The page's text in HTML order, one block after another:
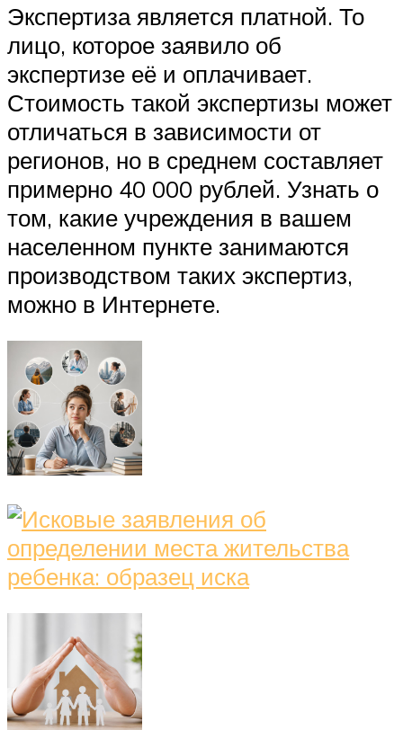
Экспертиза является платной. То
лицо, которое заявило об
экспертизе её и оплачивает.
Стоимость такой экспертизы может
отличаться в зависимости от
регионов, но в среднем составляет
примерно 40 000 рублей. Узнать о
том, какие учреждения в вашем
населенном пункте занимаются
производством таких экспертиз,
можно в Интернете.